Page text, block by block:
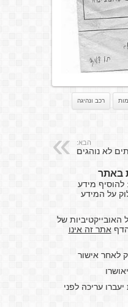
רכב ונהיגה
הבא:
לא נוהגים
באתר
מידע
על המידע
האובייקטיביות של
אתר זה אינו
לאחר אישור
עריכה לפני